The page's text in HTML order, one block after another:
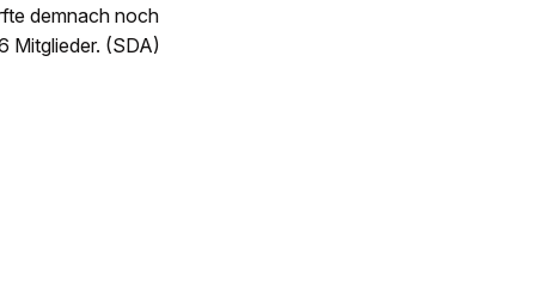
demnach noch
Mitglieder. (SDA)